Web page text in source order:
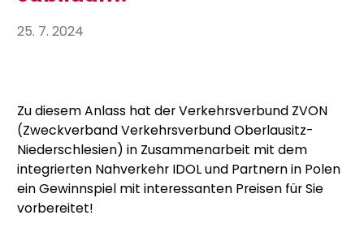
25. 7. 2024
Zu diesem Anlass hat der Verkehrsverbund ZVON
(Zweckverband Verkehrsverbund Oberlausitz-
Niederschlesien) in Zusammenarbeit mit dem
integrierten Nahverkehr IDOL und Partnern in Polen
ein Gewinnspiel mit interessanten Preisen für Sie
vorbereitet!